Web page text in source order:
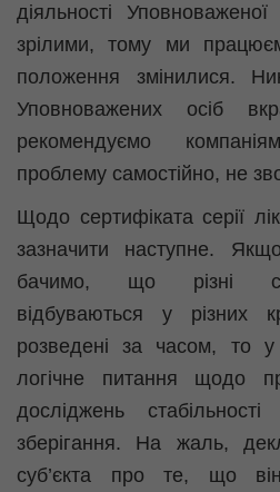
діяльності
зрілими, тому ми
положення змінилися.
Уповноважених осіб
рекомендуємо
проблему самостійно, не
Щодо сертифіката серії
зазначити наступне.
бачимо, що різні
відбуваються у різних
розведені за часом, то у
логічне питання щодо
досліджень
зберігання. На жаль,
суб’єкта про те, що